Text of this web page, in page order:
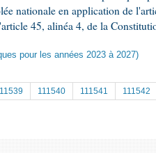
nationale en application de
45, alinéa 4, de la
pour les années 2023 à 2027)
111540 111541 111542